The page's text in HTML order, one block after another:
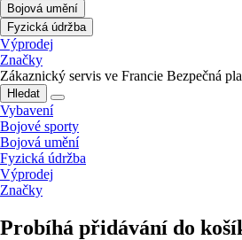
Bojová umění
Fyzická údržba
Výprodej
Značky
Zákaznický servis ve Francie Bezpečná
Hledat
Vybavení
Bojové sporty
Bojová umění
Fyzická údržba
Výprodej
Značky
Probíhá přidávání do